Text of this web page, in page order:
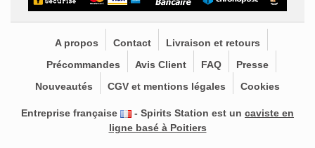
A propos Contact
Livraison et retours
Précommandes
Avis Client FAQ
Presse
Nouveautés
CGV et mentions légales Cookies
Entreprise française - Spirits Station est un caviste en
ligne basé à Poitiers